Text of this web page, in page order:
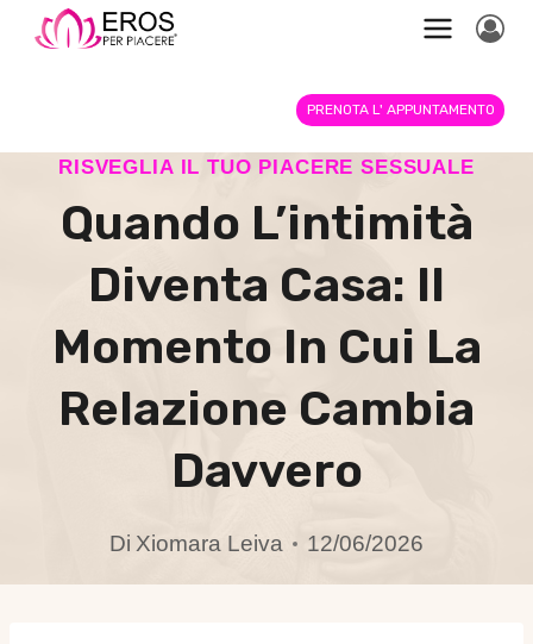
Salta
PRENOTA L' APPUNTAMENTO
RISVEGLIA IL TUO PIACERE SESSUALE
Quando L’intimità
Diventa Casa: Il
Momento In Cui La
Relazione Cambia
Davvero
Di Xiomara Leiva 12/06/2026